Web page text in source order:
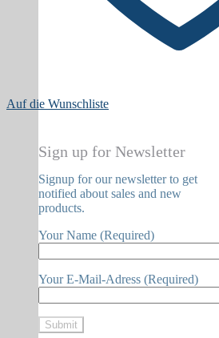
Sign up for Newsletter
Signup for our newsletter to get
notified about sales and new
products.
Your Name (Required)
Your E-Mail-Adress (Required)
Auf die Wunschliste